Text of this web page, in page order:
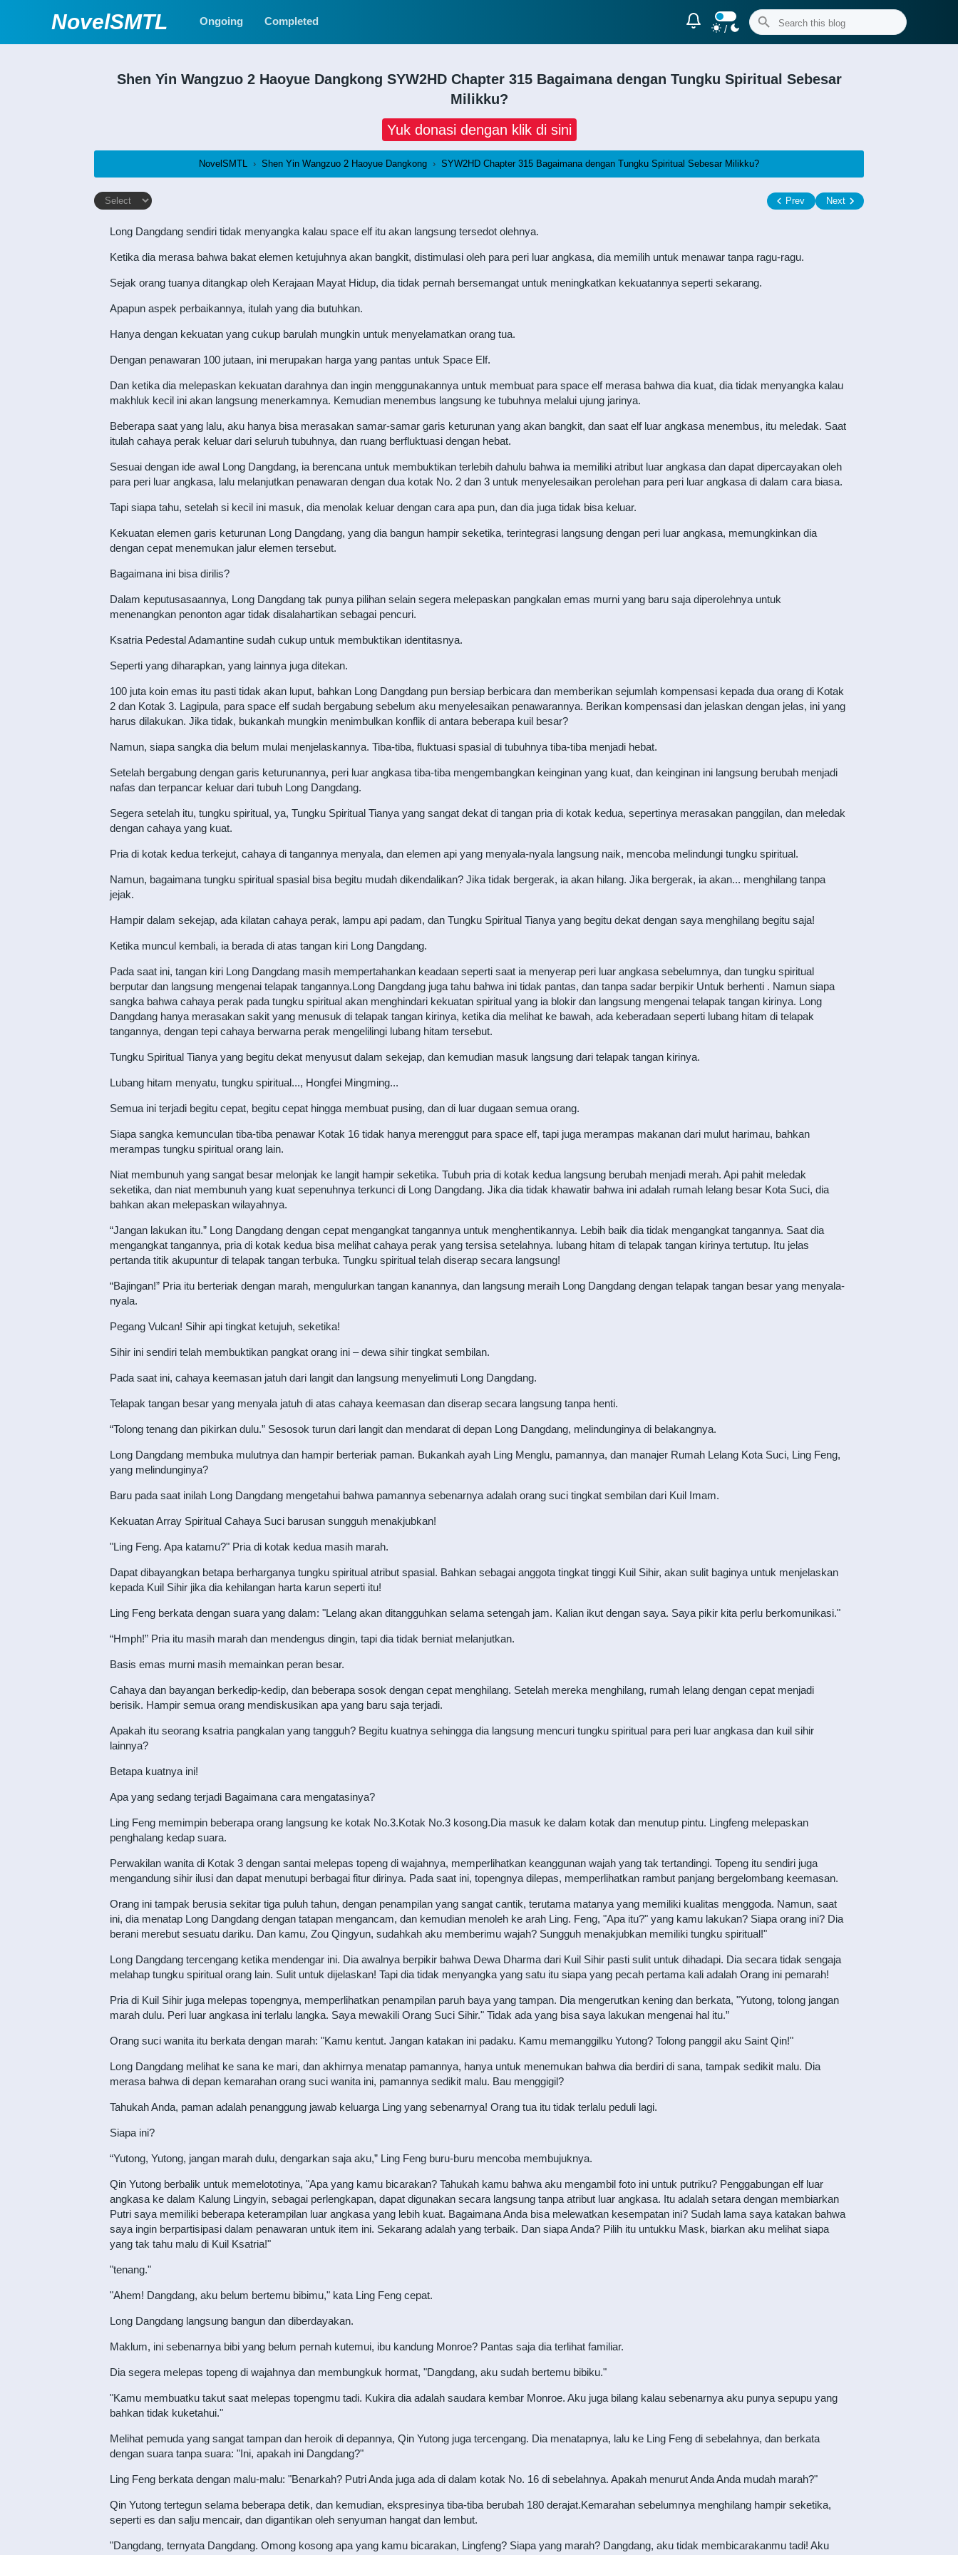
NovelSMTL Ongoing Completed
/
Shen Yin Wangzuo 2 Haoyue Dangkong SYW2HD Chapter 315 Bagaimana dengan Tungku Spiritual Sebesar
Milikku?
Yuk donasi dengan klik di sini
NovelSMTL › Shen Yin Wangzuo 2 Haoyue Dangkong › SYW2HD Chapter 315 Bagaimana dengan Tungku Spiritual Sebesar Milikku?
Prev Next
Long Dangdang sendiri tidak menyangka kalau space elf itu akan langsung tersedot olehnya.
Ketika dia merasa bahwa bakat elemen ketujuhnya akan bangkit, distimulasi oleh para peri luar angkasa, dia memilih untuk menawar tanpa ragu-ragu.
Sejak orang tuanya ditangkap oleh Kerajaan Mayat Hidup, dia tidak pernah bersemangat untuk meningkatkan kekuatannya seperti sekarang.
Apapun aspek perbaikannya, itulah yang dia butuhkan.
Hanya dengan kekuatan yang cukup barulah mungkin untuk menyelamatkan orang tua.
Dengan penawaran 100 jutaan, ini merupakan harga yang pantas untuk Space Elf.
Dan ketika dia melepaskan kekuatan darahnya dan ingin menggunakannya untuk membuat para space elf merasa bahwa dia kuat, dia tidak menyangka kalau
makhluk kecil ini akan langsung menerkamnya. Kemudian menembus langsung ke tubuhnya melalui ujung jarinya.
Beberapa saat yang lalu, aku hanya bisa merasakan samar-samar garis keturunan yang akan bangkit, dan saat elf luar angkasa menembus, itu meledak. Saat
itulah cahaya perak keluar dari seluruh tubuhnya, dan ruang berfluktuasi dengan hebat.
Sesuai dengan ide awal Long Dangdang, ia berencana untuk membuktikan terlebih dahulu bahwa ia memiliki atribut luar angkasa dan dapat dipercayakan oleh
para peri luar angkasa, lalu melanjutkan penawaran dengan dua kotak No. 2 dan 3 untuk menyelesaikan perolehan para peri luar angkasa di dalam cara biasa.
Tapi siapa tahu, setelah si kecil ini masuk, dia menolak keluar dengan cara apa pun, dan dia juga tidak bisa keluar.
Kekuatan elemen garis keturunan Long Dangdang, yang dia bangun hampir seketika, terintegrasi langsung dengan peri luar angkasa, memungkinkan dia
dengan cepat menemukan jalur elemen tersebut.
Bagaimana ini bisa dirilis?
Dalam keputusasaannya, Long Dangdang tak punya pilihan selain segera melepaskan pangkalan emas murni yang baru saja diperolehnya untuk
menenangkan penonton agar tidak disalahartikan sebagai pencuri.
Ksatria Pedestal Adamantine sudah cukup untuk membuktikan identitasnya.
Seperti yang diharapkan, yang lainnya juga ditekan.
100 juta koin emas itu pasti tidak akan luput, bahkan Long Dangdang pun bersiap berbicara dan memberikan sejumlah kompensasi kepada dua orang di Kotak
2 dan Kotak 3. Lagipula, para space elf sudah bergabung sebelum aku menyelesaikan penawarannya. Berikan kompensasi dan jelaskan dengan jelas, ini yang
harus dilakukan. Jika tidak, bukankah mungkin menimbulkan konflik di antara beberapa kuil besar?
Namun, siapa sangka dia belum mulai menjelaskannya. Tiba-tiba, fluktuasi spasial di tubuhnya tiba-tiba menjadi hebat.
Setelah bergabung dengan garis keturunannya, peri luar angkasa tiba-tiba mengembangkan keinginan yang kuat, dan keinginan ini langsung berubah menjadi
nafas dan terpancar keluar dari tubuh Long Dangdang.
Segera setelah itu, tungku spiritual, ya, Tungku Spiritual Tianya yang sangat dekat di tangan pria di kotak kedua, sepertinya merasakan panggilan, dan meledak
dengan cahaya yang kuat.
Pria di kotak kedua terkejut, cahaya di tangannya menyala, dan elemen api yang menyala-nyala langsung naik, mencoba melindungi tungku spiritual.
Namun, bagaimana tungku spiritual spasial bisa begitu mudah dikendalikan? Jika tidak bergerak, ia akan hilang. Jika bergerak, ia akan... menghilang tanpa
jejak.
Hampir dalam sekejap, ada kilatan cahaya perak, lampu api padam, dan Tungku Spiritual Tianya yang begitu dekat dengan saya menghilang begitu saja!
Ketika muncul kembali, ia berada di atas tangan kiri Long Dangdang.
Pada saat ini, tangan kiri Long Dangdang masih mempertahankan keadaan seperti saat ia menyerap peri luar angkasa sebelumnya, dan tungku spiritual
berputar dan langsung mengenai telapak tangannya.Long Dangdang juga tahu bahwa ini tidak pantas, dan tanpa sadar berpikir Untuk berhenti . Namun siapa
sangka bahwa cahaya perak pada tungku spiritual akan menghindari kekuatan spiritual yang ia blokir dan langsung mengenai telapak tangan kirinya. Long
Dangdang hanya merasakan sakit yang menusuk di telapak tangan kirinya, ketika dia melihat ke bawah, ada keberadaan seperti lubang hitam di telapak
tangannya, dengan tepi cahaya berwarna perak mengelilingi lubang hitam tersebut.
Tungku Spiritual Tianya yang begitu dekat menyusut dalam sekejap, dan kemudian masuk langsung dari telapak tangan kirinya.
Lubang hitam menyatu, tungku spiritual..., Hongfei Mingming...
Semua ini terjadi begitu cepat, begitu cepat hingga membuat pusing, dan di luar dugaan semua orang.
Siapa sangka kemunculan tiba-tiba penawar Kotak 16 tidak hanya merenggut para space elf, tapi juga merampas makanan dari mulut harimau, bahkan
merampas tungku spiritual orang lain.
Niat membunuh yang sangat besar melonjak ke langit hampir seketika. Tubuh pria di kotak kedua langsung berubah menjadi merah. Api pahit meledak
seketika, dan niat membunuh yang kuat sepenuhnya terkunci di Long Dangdang. Jika dia tidak khawatir bahwa ini adalah rumah lelang besar Kota Suci, dia
bahkan akan melepaskan wilayahnya.
“Jangan lakukan itu.” Long Dangdang dengan cepat mengangkat tangannya untuk menghentikannya. Lebih baik dia tidak mengangkat tangannya. Saat dia
mengangkat tangannya, pria di kotak kedua bisa melihat cahaya perak yang tersisa setelahnya. lubang hitam di telapak tangan kirinya tertutup. Itu jelas
pertanda titik akupuntur di telapak tangan terbuka. Tungku spiritual telah diserap secara langsung!
“Bajingan!” Pria itu berteriak dengan marah, mengulurkan tangan kanannya, dan langsung meraih Long Dangdang dengan telapak tangan besar yang menyala-
nyala.
Pegang Vulcan! Sihir api tingkat ketujuh, seketika!
Sihir ini sendiri telah membuktikan pangkat orang ini – dewa sihir tingkat sembilan.
Pada saat ini, cahaya keemasan jatuh dari langit dan langsung menyelimuti Long Dangdang.
Telapak tangan besar yang menyala jatuh di atas cahaya keemasan dan diserap secara langsung tanpa henti.
“Tolong tenang dan pikirkan dulu.” Sesosok turun dari langit dan mendarat di depan Long Dangdang, melindunginya di belakangnya.
Long Dangdang membuka mulutnya dan hampir berteriak paman. Bukankah ayah Ling Menglu, pamannya, dan manajer Rumah Lelang Kota Suci, Ling Feng,
yang melindunginya?
Baru pada saat inilah Long Dangdang mengetahui bahwa pamannya sebenarnya adalah orang suci tingkat sembilan dari Kuil Imam.
Kekuatan Array Spiritual Cahaya Suci barusan sungguh menakjubkan!
"Ling Feng. Apa katamu?" Pria di kotak kedua masih marah.
Dapat dibayangkan betapa berharganya tungku spiritual atribut spasial. Bahkan sebagai anggota tingkat tinggi Kuil Sihir, akan sulit baginya untuk menjelaskan
kepada Kuil Sihir jika dia kehilangan harta karun seperti itu!
Ling Feng berkata dengan suara yang dalam: "Lelang akan ditangguhkan selama setengah jam. Kalian ikut dengan saya. Saya pikir kita perlu berkomunikasi."
“Hmph!” Pria itu masih marah dan mendengus dingin, tapi dia tidak berniat melanjutkan.
Basis emas murni masih memainkan peran besar.
Cahaya dan bayangan berkedip-kedip, dan beberapa sosok dengan cepat menghilang. Setelah mereka menghilang, rumah lelang dengan cepat menjadi
berisik. Hampir semua orang mendiskusikan apa yang baru saja terjadi.
Apakah itu seorang ksatria pangkalan yang tangguh? Begitu kuatnya sehingga dia langsung mencuri tungku spiritual para peri luar angkasa dan kuil sihir
lainnya?
Betapa kuatnya ini!
Apa yang sedang terjadi Bagaimana cara mengatasinya?
Ling Feng memimpin beberapa orang langsung ke kotak No.3.Kotak No.3 kosong.Dia masuk ke dalam kotak dan menutup pintu. Lingfeng melepaskan
penghalang kedap suara.
Perwakilan wanita di Kotak 3 dengan santai melepas topeng di wajahnya, memperlihatkan keanggunan wajah yang tak tertandingi. Topeng itu sendiri juga
mengandung sihir ilusi dan dapat menutupi berbagai fitur dirinya. Pada saat ini, topengnya dilepas, memperlihatkan rambut panjang bergelombang keemasan.
Orang ini tampak berusia sekitar tiga puluh tahun, dengan penampilan yang sangat cantik, terutama matanya yang memiliki kualitas menggoda. Namun, saat
ini, dia menatap Long Dangdang dengan tatapan mengancam, dan kemudian menoleh ke arah Ling. Feng, "Apa itu?" yang kamu lakukan? Siapa orang ini? Dia
berani merebut sesuatu dariku. Dan kamu, Zou Qingyun, sudahkah aku memberimu wajah? Sungguh menakjubkan memiliki tungku spiritual!"
Long Dangdang tercengang ketika mendengar ini. Dia awalnya berpikir bahwa Dewa Dharma dari Kuil Sihir pasti sulit untuk dihadapi. Dia secara tidak sengaja
melahap tungku spiritual orang lain. Sulit untuk dijelaskan! Tapi dia tidak menyangka yang satu itu siapa yang pecah pertama kali adalah Orang ini pemarah!
Pria di Kuil Sihir juga melepas topengnya, memperlihatkan penampilan paruh baya yang tampan. Dia mengerutkan kening dan berkata, "Yutong, tolong jangan
marah dulu. Peri luar angkasa ini terlalu langka. Saya mewakili Orang Suci Sihir." Tidak ada yang bisa saya lakukan mengenai hal itu.”
Orang suci wanita itu berkata dengan marah: "Kamu kentut. Jangan katakan ini padaku. Kamu memanggilku Yutong? Tolong panggil aku Saint Qin!"
Long Dangdang melihat ke sana ke mari, dan akhirnya menatap pamannya, hanya untuk menemukan bahwa dia berdiri di sana, tampak sedikit malu. Dia
merasa bahwa di depan kemarahan orang suci wanita ini, pamannya sedikit malu. Bau menggigil?
Tahukah Anda, paman adalah penanggung jawab keluarga Ling yang sebenarnya! Orang tua itu tidak terlalu peduli lagi.
Siapa ini?
“Yutong, Yutong, jangan marah dulu, dengarkan saja aku,” Ling Feng buru-buru mencoba membujuknya.
Qin Yutong berbalik untuk memelototinya, "Apa yang kamu bicarakan? Tahukah kamu bahwa aku mengambil foto ini untuk putriku? Penggabungan elf luar
angkasa ke dalam Kalung Lingyin, sebagai perlengkapan, dapat digunakan secara langsung tanpa atribut luar angkasa. Itu adalah setara dengan membiarkan
Putri saya memiliki beberapa keterampilan luar angkasa yang lebih kuat. Bagaimana Anda bisa melewatkan kesempatan ini? Sudah lama saya katakan bahwa
saya ingin berpartisipasi dalam penawaran untuk item ini. Sekarang adalah yang terbaik. Dan siapa Anda? Pilih itu untukku Mask, biarkan aku melihat siapa
yang tak tahu malu di Kuil Ksatria!"
"tenang."
"Ahem! Dangdang, aku belum bertemu bibimu," kata Ling Feng cepat.
Long Dangdang langsung bangun dan diberdayakan.
Maklum, ini sebenarnya bibi yang belum pernah kutemui, ibu kandung Monroe? Pantas saja dia terlihat familiar.
Dia segera melepas topeng di wajahnya dan membungkuk hormat, "Dangdang, aku sudah bertemu bibiku."
"Kamu membuatku takut saat melepas topengmu tadi. Kukira dia adalah saudara kembar Monroe. Aku juga bilang kalau sebenarnya aku punya sepupu yang
bahkan tidak kuketahui."
Melihat pemuda yang sangat tampan dan heroik di depannya, Qin Yutong juga tercengang. Dia menatapnya, lalu ke Ling Feng di sebelahnya, dan berkata
dengan suara tanpa suara: "Ini, apakah ini Dangdang?"
Ling Feng berkata dengan malu-malu: "Benarkah? Putri Anda juga ada di dalam kotak No. 16 di sebelahnya. Apakah menurut Anda Anda mudah marah?"
Qin Yutong tertegun selama beberapa detik, dan kemudian, ekspresinya tiba-tiba berubah 180 derajat.Kemarahan sebelumnya menghilang hampir seketika,
seperti es dan salju mencair, dan digantikan oleh senyuman hangat dan lembut.
"Dangdang, ternyata Dangdang. Omong kosong apa yang kamu bicarakan, Lingfeng? Siapa yang marah? Dangdang, aku tidak membicarakanmu tadi! Aku